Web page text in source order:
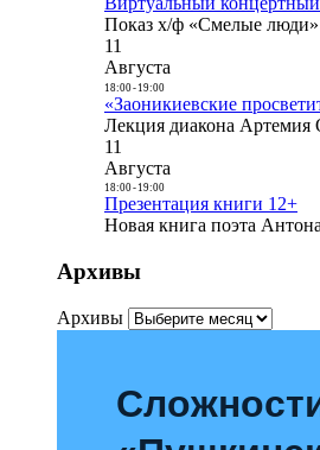
Показ х/ф «Смелые люди»
11
Августа
18:00- 19:00
«Заоникиевские
Лекция диакона Артемия
11
Августа
18:00- 19:00
Презентация книги 12+
Новая книга поэта
Архивы
Архивы